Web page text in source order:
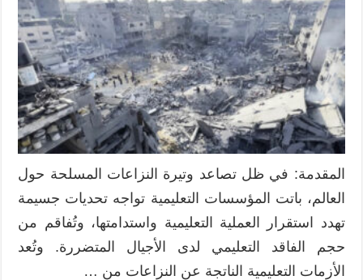
الاستراتيجية
في
إدارة
الأزمات
التعليمية
في
المناطق
المتأثرة
بالنزاعات
مغلقة
المقدمة: في ظل تصاعد وتيرة النزاعات المسلحة حول
العالم، باتت المؤسسات التعليمية تواجه تحديات جسيمة
تهدد استقرار العملية التعليمية واستدامتها، وتُفاقم من
حجم الفاقد التعليمي لدى الأجيال المتضررة. وتُعد
الأزمات التعليمية الناتجة عن النزاعات من …